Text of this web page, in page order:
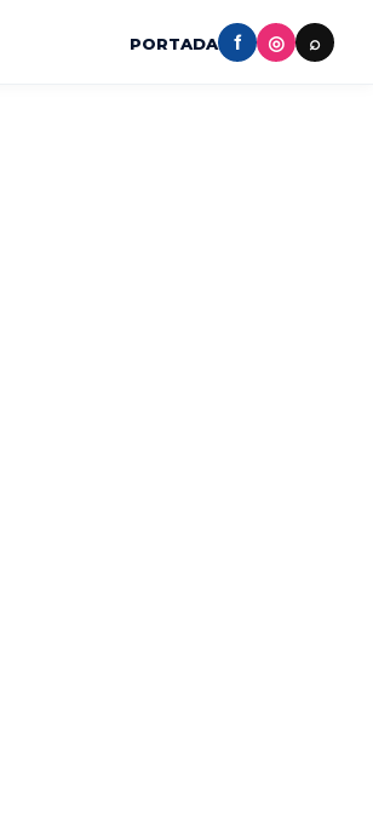
PORTADA f ◎ ⌕